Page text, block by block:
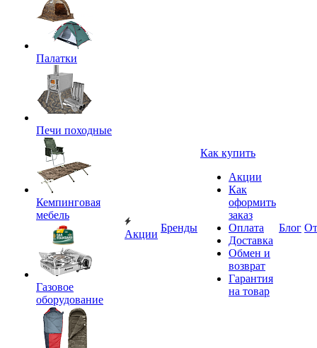
Палатки
Печи походные
Кемпинговая
мебель
Газовое
оборудование
Акции
Бренды
Как купить
Акции
Как
оформить
заказ
Оплата
Доставка
Обмен и
возврат
Гарантия
на товар
Блог